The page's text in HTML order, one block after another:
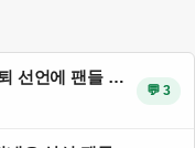
팬들 반응 뜨거움
💬 3